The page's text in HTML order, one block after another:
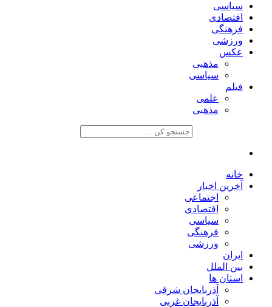
سیاسی
اقتصادی
فرهنگی
ورزشی
عکس
مذهبی
سیاسی
فیلم
علمی
مذهبی
خانه
آخرین اخبار
اجتماعی
اقتصادی
سیاسی
فرهنگی
ورزشی
ایران
بین الملل
استان ها
آذربایجان شرقی
آذربایجان غربی